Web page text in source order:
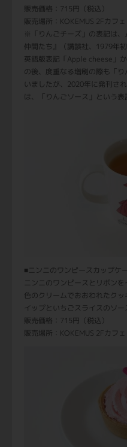
販売価格：715円（税込）
販売場所：KOKEMUS 2Fカフ
※「りんごチーズ」の表記は
仲間たち』（講談社、1979年
英語版表記「Apple cheese」
の後、度重なる増刷の際も「
いましたが、2020年に発刊さ
は、「りんごソース」という表
■ニンニのワンピースカップケ
ニンニのワンピースとリボン
色のクリームでおおわれたク
イップといちごスライスのソー
販売価格：715円（税込）
販売場所：KOKEMUS 2Fカフ